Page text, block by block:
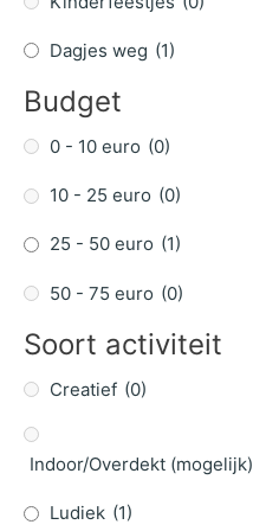
Dagjes weg (1)
Budget
0 - 10 euro (0)
10 - 25 euro (0)
25 - 50 euro (1)
50 - 75 euro (0)
Soort activiteit
Creatief (0)
Indoor/Overdekt (mogelijk)
Ludiek (1)